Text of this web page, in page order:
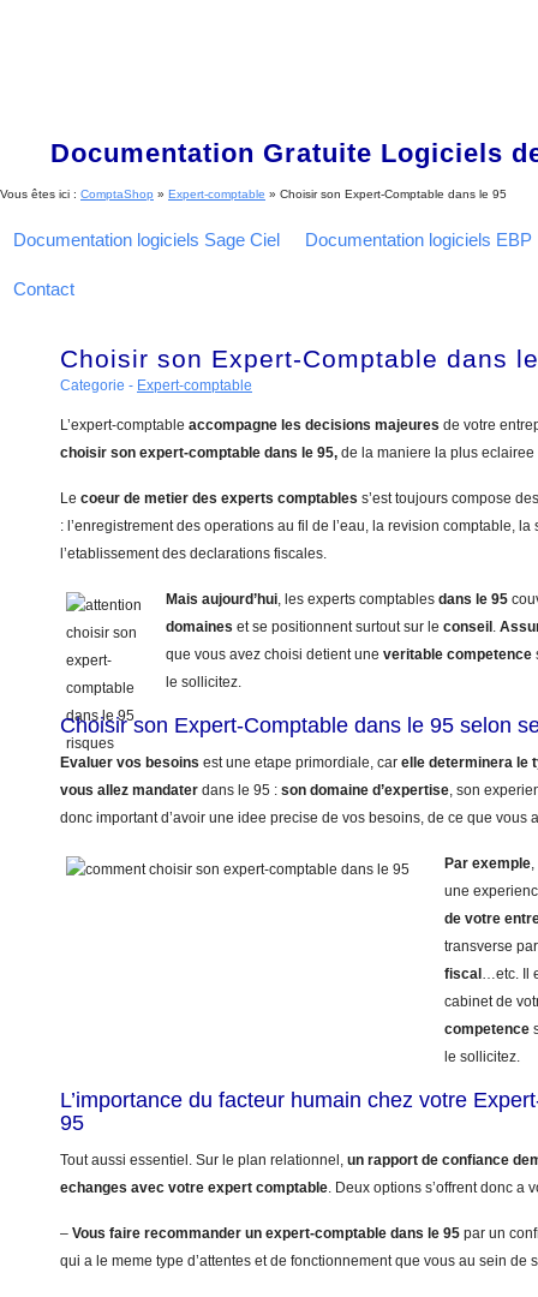
Documentation Gratuite Logiciels
Vous êtes ici : ComptaShop » Expert-comptable » Choisir son Expert-Comptable dans le 95
Documentation logiciels Sage Ciel Documentation logiciels EBP
Contact
Choisir son Expert-Comptable dans
Categorie - Expert-comptable
L’expert-comptable accompagne les decisions majeures de votre
choisir son expert-comptable dans le 95, de la maniere la plus
Le coeur de metier des experts comptables s’est toujours compose
: l’enregistrement des operations au fil de l’eau, la revision comptable, la
l’etablissement des declarations fiscales.
Mais aujourd’hui, les experts comptables dans le 95
domaines et se positionnent surtout sur le conseil .
que vous avez choisi detient une veritable competence
le sollicitez.
Choisir son Expert-Comptable dans le 95 selon
Evaluer vos besoins est une etape primordiale, car elle determinera le
vous allez mandater dans le 95 : son domaine d’expertise, son
donc important d’avoir une idee precise de vos besoins, de ce que vous
Par exemple
une
de votre
transverse
fiscal …etc. Il
cabinet de
competence
le sollicitez.
L’importance du facteur humain chez votre
95
Tout aussi essentiel. Sur le plan relationnel, un rapport de confiance
echanges avec votre expert comptable. Deux options s’offrent donc a
– Vous faire recommander un expert-comptable dans le 95 par un
qui a le meme type d’attentes et de fonctionnement que vous au sein de